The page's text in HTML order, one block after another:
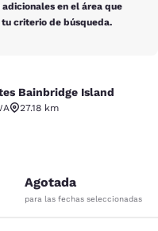
en el área que
criterio de búsqueda.
Bainbridge
Bainbridge Island
27.18 km
Bueno. 477 reseñas
Agotada
para las fechas seleccionadas